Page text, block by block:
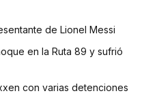
de Lionel Messi
en la Ruta 89 y sufrió
con varias detenciones